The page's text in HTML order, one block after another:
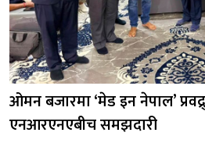
ओमन बजारमा ‘मेड इन नेपाल’
एनआरएनएबीच समझदारी